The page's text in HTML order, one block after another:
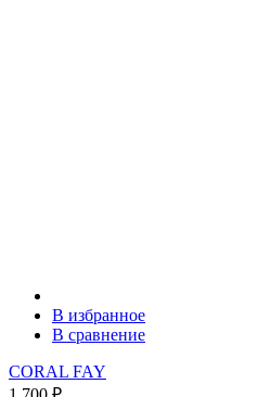
В избранное
В сравнение
CORAL FAY